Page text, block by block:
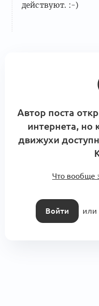
действуют. :-)
Автор поста
интернета, но
движухи
Что вообще
Войти или